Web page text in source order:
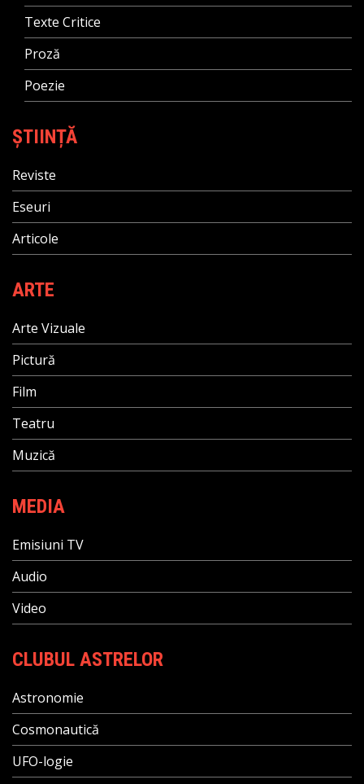
Texte Critice
Proză
Poezie
ȘTIINȚĂ
Reviste
Eseuri
Articole
ARTE
Arte Vizuale
Pictură
Film
Teatru
Muzică
MEDIA
Emisiuni TV
Audio
Video
CLUBUL ASTRELOR
Astronomie
Cosmonautică
UFO-logie